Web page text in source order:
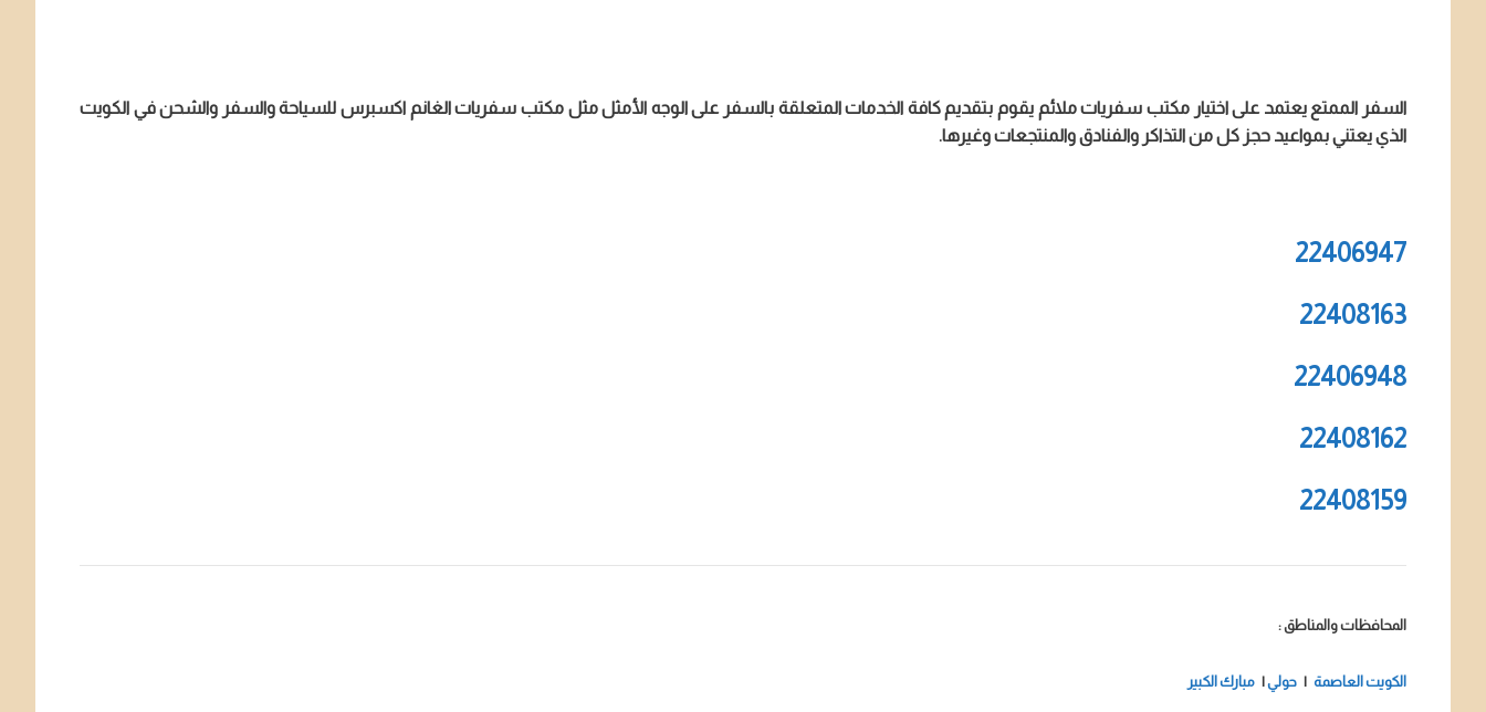
السفر الممتع يعتمد على اختيار مكتب سفريات ملائم يقوم بتقديم كافة الخدمات المتعلقة بالسفر على الوجه الأمثل مثل مكتب سفريات الغانم اكسبرس للسياحة والسفر والشحن في الكويت
الذي يعتني بمواعيد حجز كل من التذاكر والفنادق والمنتجعات وغيرها.
22406947
22408163
22406948
22408162
22408159
المحافظات والمناطق :
الكويت العاصمة | حولي| مبارك الكبير